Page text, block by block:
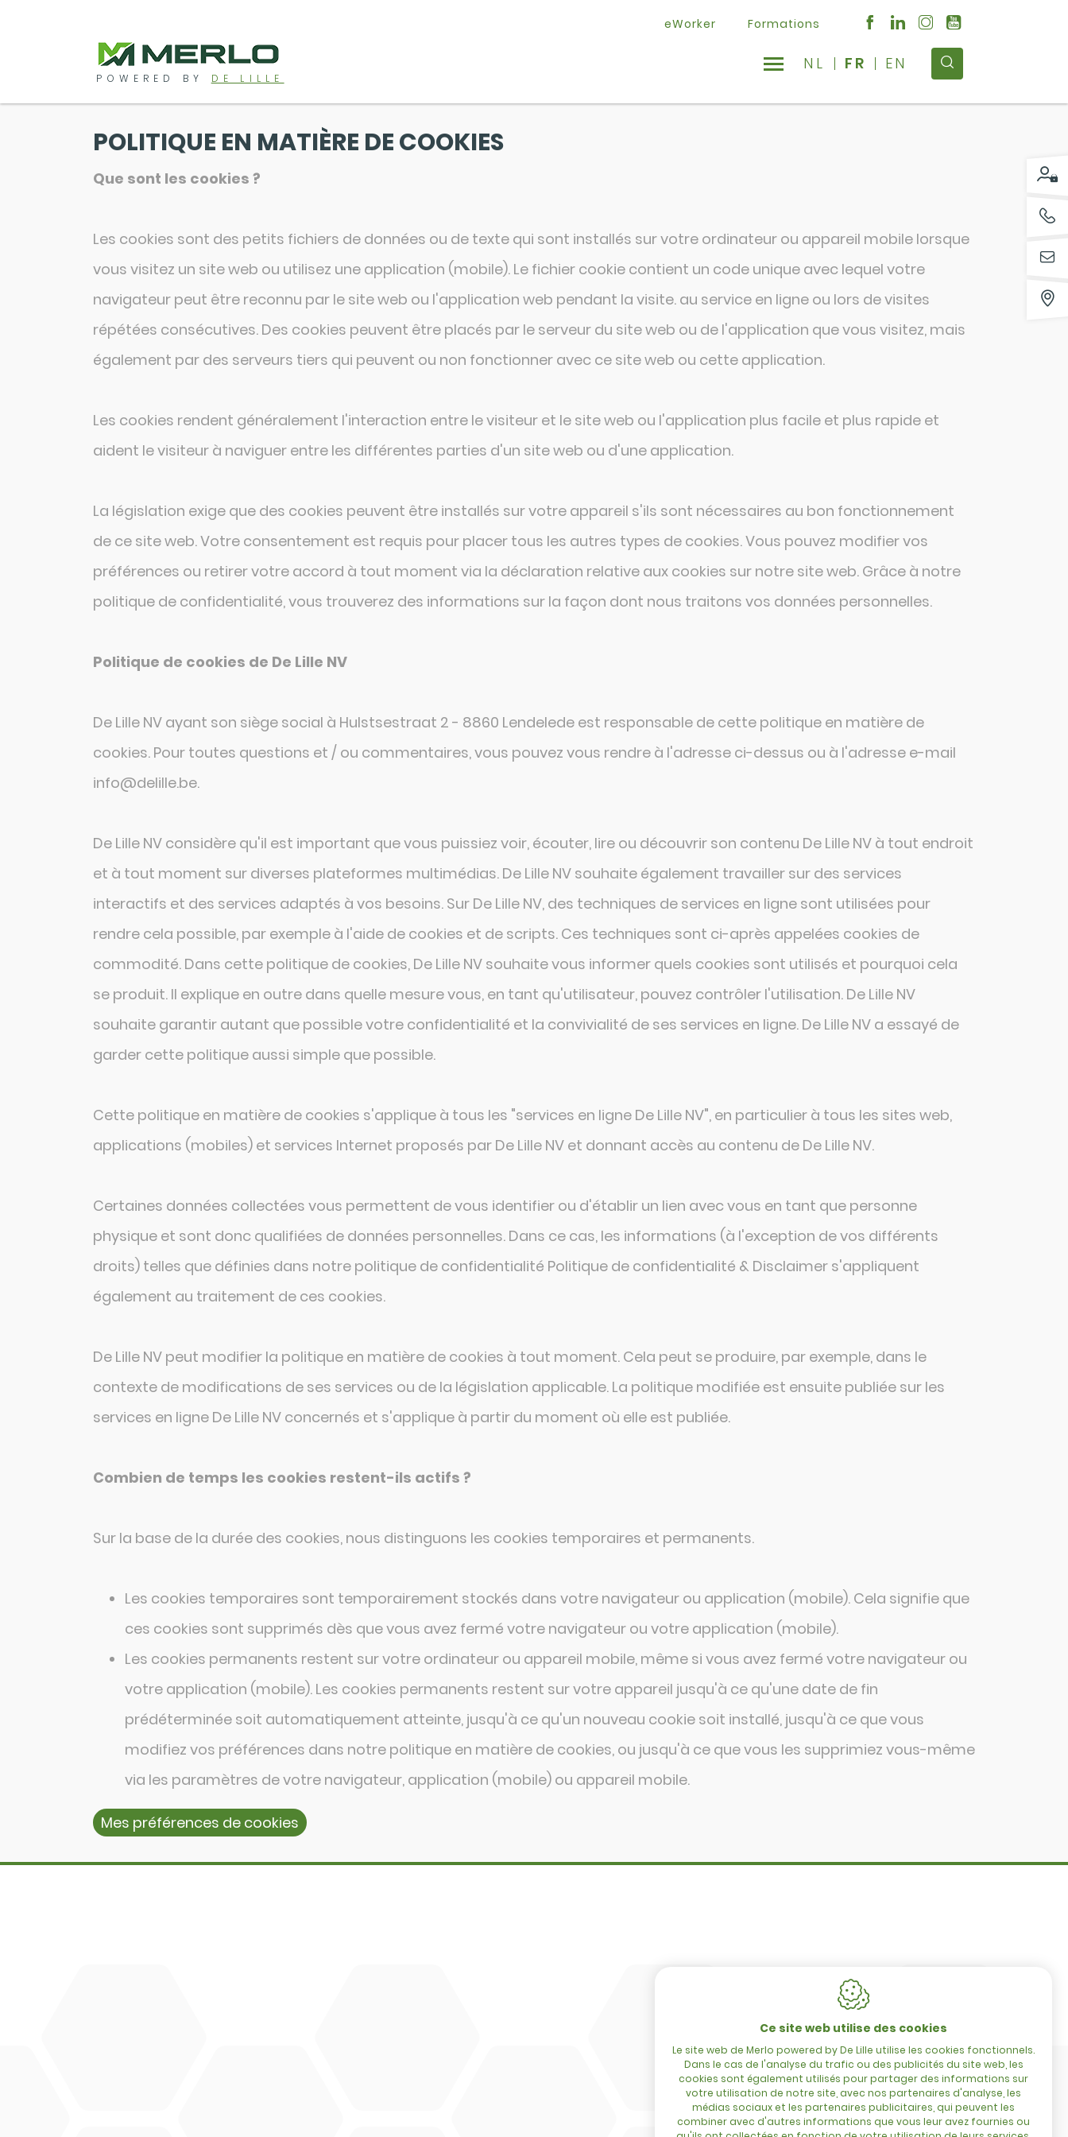
eWorker Formations
POWERED BY DE LILLE
NL FR EN
POLITIQUE EN MATIÈRE DE COOKIES
Que sont les cookies ?
Les cookies sont des petits fichiers de données ou de texte qui sont installés sur votre ordinateur ou appareil mobile lorsque
vous visitez un site web ou utilisez une application (mobile). Le fichier cookie contient un code unique avec lequel votre
navigateur peut être reconnu par le site web ou l'application web pendant la visite. au service en ligne ou lors de visites
répétées consécutives. Des cookies peuvent être placés par le serveur du site web ou de l'application que vous visitez, mais
également par des serveurs tiers qui peuvent ou non fonctionner avec ce site web ou cette application.
Les cookies rendent généralement l'interaction entre le visiteur et le site web ou l'application plus facile et plus rapide et
aident le visiteur à naviguer entre les différentes parties d'un site web ou d'une application.
La législation exige que des cookies peuvent être installés sur votre appareil s'ils sont nécessaires au bon fonctionnement
de ce site web. Votre consentement est requis pour placer tous les autres types de cookies. Vous pouvez modifier vos
préférences ou retirer votre accord à tout moment via la déclaration relative aux cookies sur notre site web. Grâce à notre
politique de confidentialité, vous trouverez des informations sur la façon dont nous traitons vos données personnelles.
Politique de cookies de De Lille NV
De Lille NV ayant son siège social à Hulstsestraat 2 - 8860 Lendelede est responsable de cette politique en matière de
cookies. Pour toutes questions et / ou commentaires, vous pouvez vous rendre à l'adresse ci-dessus ou à l'adresse e-mail
info@delille.be.
De Lille NV considère qu'il est important que vous puissiez voir, écouter, lire ou découvrir son contenu De Lille NV à tout endroit
et à tout moment sur diverses plateformes multimédias. De Lille NV souhaite également travailler sur des services
interactifs et des services adaptés à vos besoins. Sur De Lille NV, des techniques de services en ligne sont utilisées pour
rendre cela possible, par exemple à l'aide de cookies et de scripts. Ces techniques sont ci-après appelées cookies de
commodité. Dans cette politique de cookies, De Lille NV souhaite vous informer quels cookies sont utilisés et pourquoi cela
se produit. Il explique en outre dans quelle mesure vous, en tant qu'utilisateur, pouvez contrôler l'utilisation. De Lille NV
souhaite garantir autant que possible votre confidentialité et la convivialité de ses services en ligne. De Lille NV a essayé de
garder cette politique aussi simple que possible.
Cette politique en matière de cookies s'applique à tous les "services en ligne De Lille NV", en particulier à tous les sites web,
applications (mobiles) et services Internet proposés par De Lille NV et donnant accès au contenu de De Lille NV.
Certaines données collectées vous permettent de vous identifier ou d'établir un lien avec vous en tant que personne
physique et sont donc qualifiées de données personnelles. Dans ce cas, les informations (à l'exception de vos différents
droits) telles que définies dans notre politique de confidentialité Politique de confidentialité & Disclaimer s'appliquent
également au traitement de ces cookies.
De Lille NV peut modifier la politique en matière de cookies à tout moment. Cela peut se produire, par exemple, dans le
contexte de modifications de ses services ou de la législation applicable. La politique modifiée est ensuite publiée sur les
services en ligne De Lille NV concernés et s'applique à partir du moment où elle est publiée.
Combien de temps les cookies restent-ils actifs ?
Sur la base de la durée des cookies, nous distinguons les cookies temporaires et permanents.
Les cookies temporaires sont temporairement stockés dans votre navigateur ou application (mobile). Cela signifie que
ces cookies sont supprimés dès que vous avez fermé votre navigateur ou votre application (mobile).
Les cookies permanents restent sur votre ordinateur ou appareil mobile, même si vous avez fermé votre navigateur ou
votre application (mobile). Les cookies permanents restent sur votre appareil jusqu'à ce qu'une date de fin
prédéterminée soit automatiquement atteinte, jusqu'à ce qu'un nouveau cookie soit installé, jusqu'à ce que vous
modifiez vos préférences dans notre politique en matière de cookies, ou jusqu'à ce que vous les supprimiez vous-même
via les paramètres de votre navigateur, application (mobile) ou appareil mobile.
Mes préférences de cookies
PLAN DU
SITE
Configurator
Tre Emme
info@delille.be
Ce site web utilise des cookies
Le site web de Merlo powered by De Lille utilise les cookies fonctionnels.
Dans le cas de l'analyse du trafic ou des publicités du site web, les
cookies sont également utilisés pour partager des informations sur
votre utilisation de notre site, avec nos partenaires d'analyse, les
médias sociaux et les partenaires publicitaires, qui peuvent les
combiner avec d'autres informations que vous leur avez fournies ou